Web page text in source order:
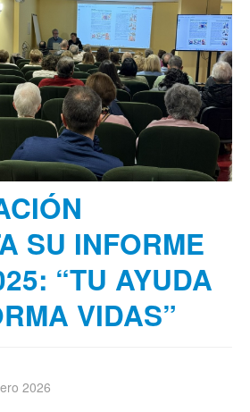
SU INFORME
“TU AYUDA
VIDAS”
2026